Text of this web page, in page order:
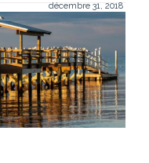
décembre 31, 2018